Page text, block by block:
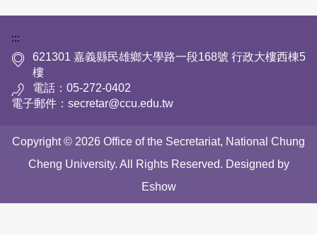
:::
621301 嘉義縣民雄鄉大學路一段168號 行政大樓西棟5
樓
電話：05-272-0402
電子郵件：secretar@ccu.edu.tw
Copyright © 2026 Office of the Secretariat, National Chung
Cheng University. All Rights Reserved. Designed by
Eshow